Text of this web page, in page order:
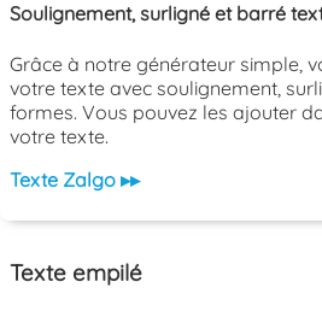
Soulignement, surligné et barré
Grâce à notre générateur simple,
votre texte avec soulignement,
formes. Vous pouvez les ajouter
votre texte.
Texte Zalgo ▸▸
Texte empilé